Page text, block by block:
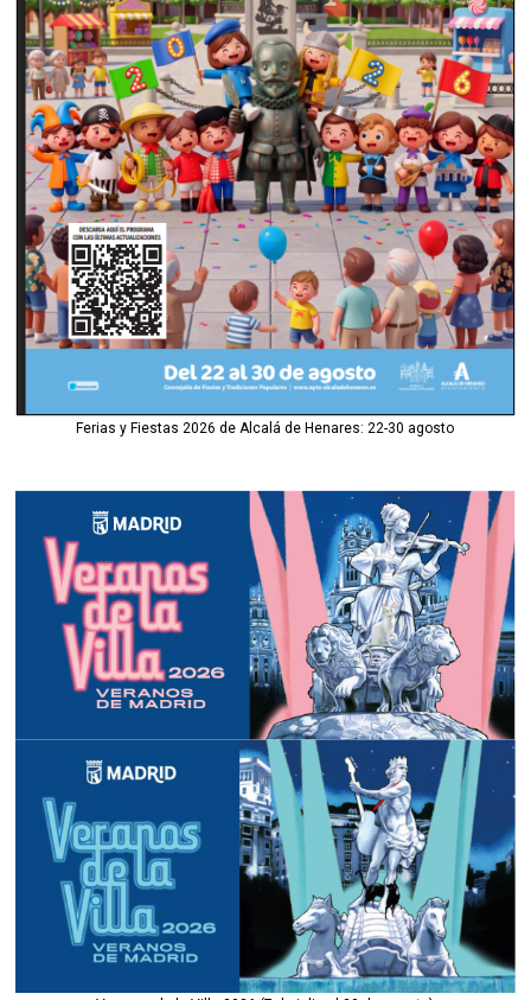
Ferias y Fiestas 2026 de Alcalá de Henares: 22-30 agosto